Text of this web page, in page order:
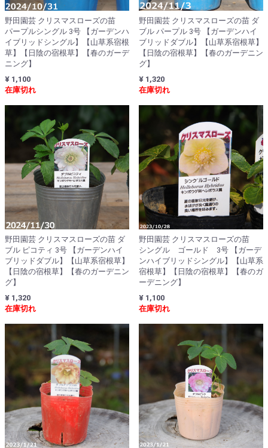
野田園芸 クリスマスローズの苗
パープルシングル 3号 【ガーデンハ
イブリッドシングル】【山草系宿根
草】【日陰の宿根草】【春のガーデ
ニング】
¥ 1,100
在庫切れ
野田園芸 クリスマスローズの苗 ダ
ブル パープル 3号 【ガーデンハイ
ブリッドダブル】【山草系宿根草】
【日陰の宿根草】【春のガーデニン
グ】
¥ 1,320
在庫切れ
野田園芸 クリスマスローズの苗 ダ
ブル ピコティ 3号 【ガーデンハイ
ブリッドダブル】【山草系宿根草】
【日陰の宿根草】【春のガーデニン
グ】
¥ 1,320
在庫切れ
野田園芸 クリスマスローズの苗
シングル ゴールド 3号 【ガーデ
ンハイブリッドシングル】【山草系
宿根草】【日陰の宿根草】【春のガ
ーデニング】
¥ 1,100
在庫切れ